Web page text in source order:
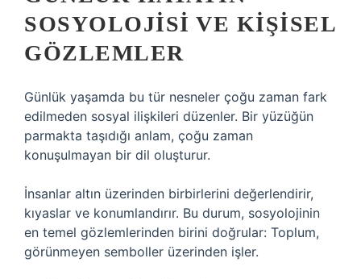
SOSYOLOJISI VE KIŞISEL
GÖZLEMLER
Günlük yaşamda bu tür nesneler çoğu zaman fark
edilmeden sosyal ilişkileri düzenler. Bir yüzüğün
parmakta taşıdığı anlam, çoğu zaman
konuşulmayan bir dil oluşturur.
İnsanlar altın üzerinden birbirlerini değerlendirir,
kıyaslar ve konumlandırır. Bu durum, sosyolojinin
en temel gözlemlerinden birini doğrular: Toplum,
görünmeyen semboller üzerinden işler.